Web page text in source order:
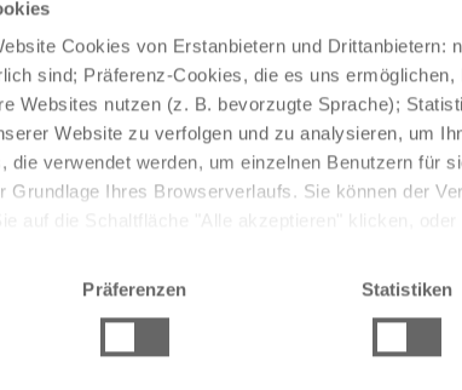
Cookies von Erstanbietern und Drittanbietern:
sind; Präferenz-Cookies, die es uns
Websites nutzen (z. B. bevorzugte Sprache);
Website zu verfolgen und zu analysieren, um
die verwendet werden, um einzelnen Benutzern für
Grundlage Ihres Browserverlaufs. Sie können der
Präferenzen Statistiken
im 4 Hotel.
Von beeindruckenden
zum gemütlichen Bummel entlang der
Übernachtung im 4
– ob im prachtvollen Kunsthistorischen
Ort) – macht jede Entdeckungstour durch die